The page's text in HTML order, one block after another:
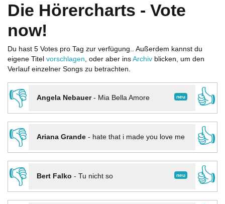
Die Hörercharts - Vote
now!
Du hast 5 Votes pro Tag zur verfügung.. Außerdem kannst du
eigene Titel vorschlagen, oder aber ins Archiv blicken, um den
Verlauf einzelner Songs zu betrachten.
👎 neu
Angela Nebauer- Mia Bella Amore
👍
👎
Ariana Grande- hate that i made you love me
👍
👎
neu
Bert Falko - Tu nicht so
👍